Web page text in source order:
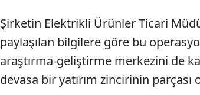
Şirketin Elektrikli Ürünler Ticari
paylaşılan bilgilere göre bu
araştırma-geliştirme merkezini de
devasa bir yatırım zincirinin parçası